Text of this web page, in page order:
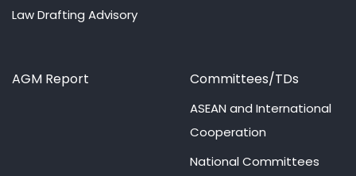
Law Drafting Advisory
AGM Report Committees/TDs
ASEAN and International
Cooperation
National Committees